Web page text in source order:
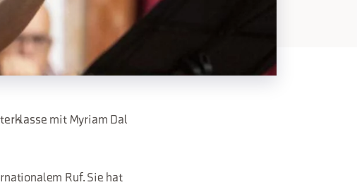
mit Myriam Dal
Ruf. Sie hat